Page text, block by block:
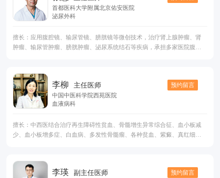
首都医科大学附属北京佑安医院
泌尿外科
擅长：应用腹腔镜、输尿管镜、膀胱镜等微创技术，治疗肾上腺肿瘤、肾
肿瘤、输尿管肿瘤、膀胱肿瘤、泌尿系统结石等疾病，承担多家医院腹腔
合治疗具有丰富经验，擅长开展终末期尿毒症患者的透析、血滤和肾脏移
植等肾替代治疗。李柳 主任医师
预约留言
中国中医科学院西苑医院
血液病科
擅长：中西医结合治疗再生障碍性贫血、骨髓增生异常综合征、血小板减
少、血小板增多症、白血病、多发性骨髓瘤、各种贫血、紫癜、真红细胞
李瑛 副主任医师
预约留言